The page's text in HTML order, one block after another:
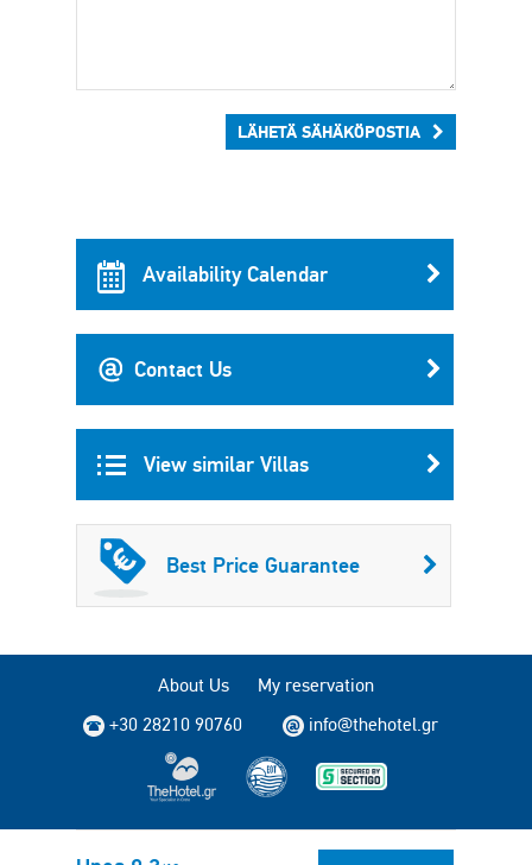
LÄHETÄ SÄHÄKÖPOSTIA
Availability Calendar
Contact Us
View similar Villas
Best Price Guarantee
About Us
My reservation
+30 28210 90760
info@thehotel.gr